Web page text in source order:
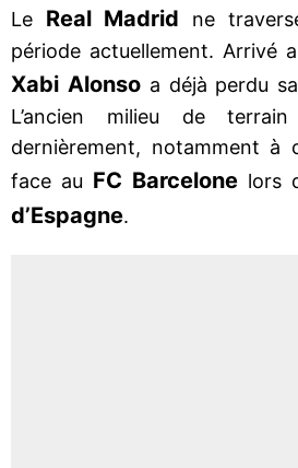
Le Real Madrid ne
période actuellement. Arrivé
Xabi Alonsoa déjà perdu sa
L’ancien milieu de
dernièrement, notamment à
face au FC Barcelone lors
d’Espagne.